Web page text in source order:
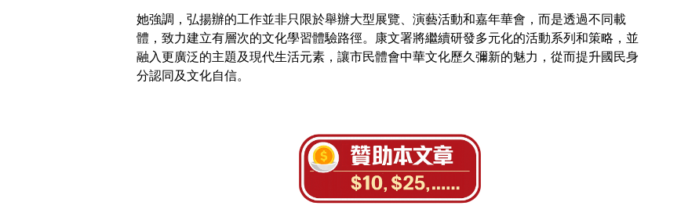
她強調，弘揚辦的工作並非只限於舉辦大型展覽、演藝活動和嘉年華會，而是透過不同載
體，致力建立有層次的文化學習體驗路徑。康文署將繼續研發多元化的活動系列和策略，並
融入更廣泛的主題及現代生活元素，讓市民體會中華文化歷久彌新的魅力，從而提升國民身
分認同及文化自信。